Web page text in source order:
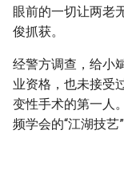
眼前的一切让两老
俊抓获。
经警方调查，给小
业资格，也未接受
变性手术的第一人
频学会的“江湖技艺”